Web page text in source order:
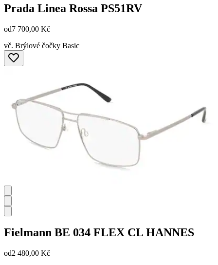
Prada Linea Rossa PS51RV
od7 700,00 Kč
vč. Brýlové čočky Basic
Fielmann BE 034 FLEX CL HANNES
od2 480,00 Kč